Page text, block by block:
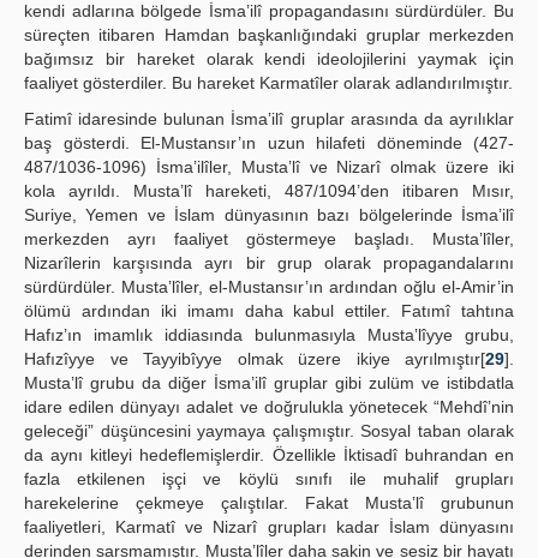
kendi adlarına bölgede İsma’ilî propagandasını sürdürdüler. Bu
süreçten itibaren Hamdan başkanlığındaki gruplar merkezden
bağımsız bir hareket olarak kendi ideolojilerini yaymak için
faaliyet gösterdiler. Bu hareket Karmatîler olarak adlandırılmıştır.
Fatimî idaresinde bulunan İsma’ilî gruplar arasında da ayrılıklar
baş gösterdi. El-Mustansır’ın uzun hilafeti döneminde (427-
487/1036-1096) İsma’ilîler, Musta’lî ve Nizarî olmak üzere iki
kola ayrıldı. Musta’lî hareketi, 487/1094’den itibaren Mısır,
Suriye, Yemen ve İslam dünyasının bazı bölgelerinde İsma’ilî
merkezden ayrı faaliyet göstermeye başladı. Musta’lîler,
Nizarîlerin karşısında ayrı bir grup olarak propagandalarını
sürdürdüler. Musta’lîler, el-Mustansır’ın ardından oğlu el-Amir’in
ölümü ardından iki imamı daha kabul ettiler. Fatımî tahtına
Hafız’ın imamlık iddiasında bulunmasıyla Musta’lîyye grubu,
Hafızîyye ve Tayyibîyye olmak üzere ikiye ayrılmıştır[29].
Musta’lî grubu da diğer İsma’ilî gruplar gibi zulüm ve istibdatla
idare edilen dünyayı adalet ve doğrulukla yönetecek “Mehdî’nin
geleceği” düşüncesini yaymaya çalışmıştır. Sosyal taban olarak
da aynı kitleyi hedeflemişlerdir. Özellikle İktisadî buhrandan en
fazla etkilenen işçi ve köylü sınıfı ile muhalif grupları
harekelerine çekmeye çalıştılar. Fakat Musta’lî grubunun
faaliyetleri, Karmatî ve Nizarî grupları kadar İslam dünyasını
derinden sarsmamıştır. Musta’lîler daha sakin ve sesiz bir hayatı